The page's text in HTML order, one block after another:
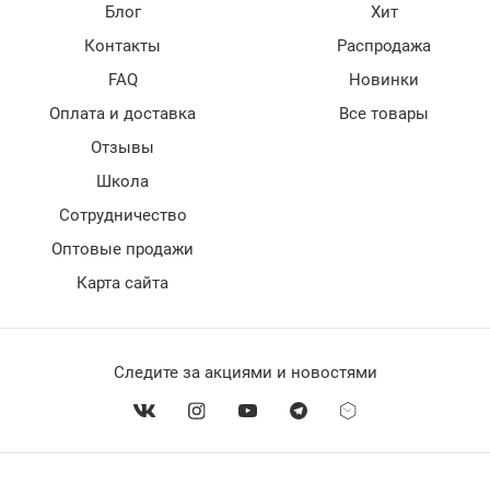
Блог
Контакты
FAQ
Оплата и доставка
Отзывы
Школа
Сотрудничество
Оптовые продажи
Карта сайта
Хит
Распродажа
Новинки
Все товары
Следите за акциями и новостями